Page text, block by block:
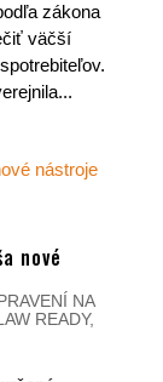
zákona
väčší
nové
NA
READY,